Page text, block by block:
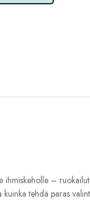
–
tehdä paras